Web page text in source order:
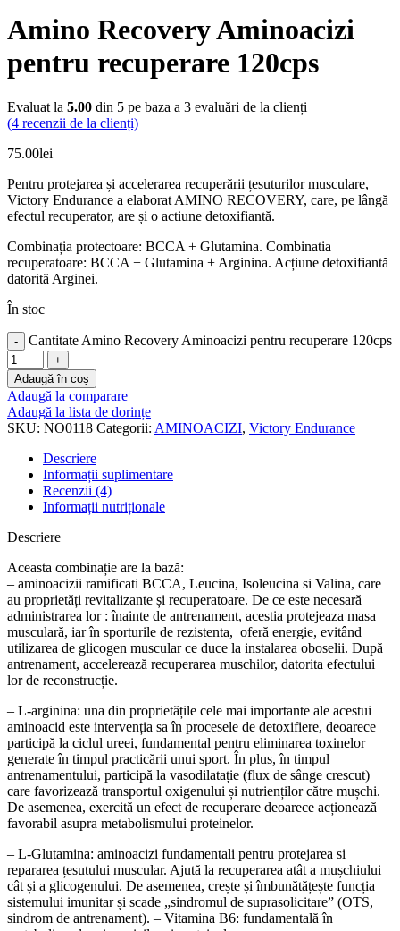
Amino Recovery Aminoacizi
pentru recuperare 120cps
Evaluat la 5.00 din 5 pe baza a 3 evaluări de la clienți
(4 recenzii de la clienți)
75.00lei
Pentru protejarea și accelerarea recuperării țesuturilor musculare,
Victory Endurance a elaborat AMINO RECOVERY, care, pe lângă
efectul recuperator, are și o actiune detoxifiantă.
Combinația protectoare: BCCA + Glutamina. Combinatia
recuperatoare: BCCA + Glutamina + Arginina. Acțiune detoxifiantă
datorită Arginei.
În stoc
Cantitate Amino Recovery Aminoacizi pentru recuperare 120cps
Adaugă în coș
Adaugă la comparare
Adaugă la lista de dorințe
SKU: NO0118 Categorii: AMINOACIZI, Victory Endurance
Descriere
Informații suplimentare
Recenzii (4)
Informații nutriționale
Descriere
Aceasta combinație are la bază:
– aminoacizii ramificati BCCA, Leucina, Isoleucina si Valina, care
au proprietăți revitalizante și recuperatoare. De ce este necesară
administrarea lor : înainte de antrenament, acestia protejeaza masa
musculară, iar în sporturile de rezistenta, oferă energie, evitând
utilizarea de glicogen muscular ce duce la instalarea oboselii. După
antrenament, accelerează recuperarea muschilor, datorita efectului
lor de reconstrucție.
– L-arginina: una din proprietățile cele mai importante ale acestui
aminoacid este intervenția sa în procesele de detoxifiere, deoarece
participă la ciclul ureei, fundamental pentru eliminarea toxinelor
generate în timpul practicării unui sport. În plus, în timpul
antrenamentului, participă la vasodilatație (flux de sânge crescut)
care favorizează transportul oxigenului și nutrienților către mușchi.
De asemenea, exercită un efect de recuperare deoarece acționează
favorabil asupra metabolismului proteinelor.
– L-Glutamina: aminoacizi fundamentali pentru protejarea si
repararea țesutului muscular. Ajută la recuperarea atât a mușchiului
cât și a glicogenului. De asemenea, crește și îmbunătățește funcția
sistemului imunitar și scade „sindromul de suprasolicitare” (OTS,
sindrom de antrenament). – Vitamina B6: fundamentală în